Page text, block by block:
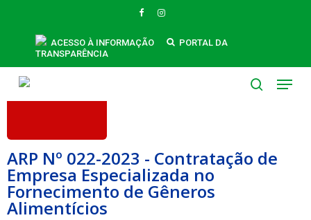
FACEBOOKINSTAGRAM
ACESSO À INFORMAÇÃO
PORTAL DA
TRANSPARÊNCIA
Menu
ARP Nº 022-2023 - Contratação de
Empresa Especializada no
Fornecimento de Gêneros
Alimentícios